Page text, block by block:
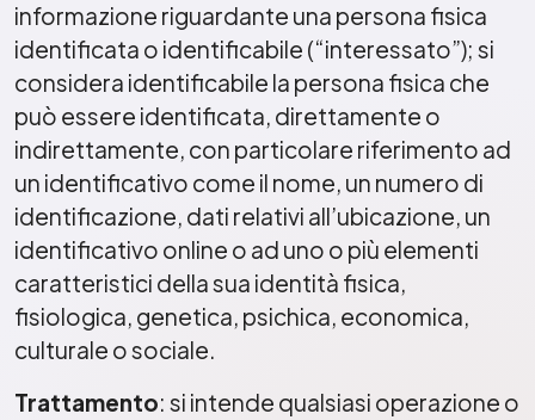
informazione riguardante una persona fisica
identificata o identificabile (“interessato”); si
considera identificabile la persona fisica che
può essere identificata, direttamente o
indirettamente, con particolare riferimento ad
un identificativo come il nome, un numero di
identificazione, dati relativi all’ubicazione, un
identificativo online o ad uno o più elementi
caratteristici della sua identità fisica,
fisiologica, genetica, psichica, economica,
culturale o sociale.
Trattamento: si intende qualsiasi operazione o